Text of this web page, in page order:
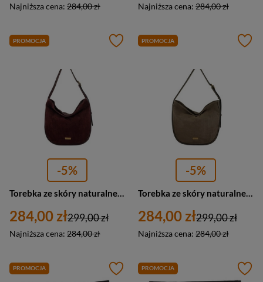
Najniższa cena: 284,00 zł Najniższa cena: 284,00 zł
PROMOCJA
-5%
Torebka ze skóry naturalnej damska Barberini's 1003-5 worek A4 bordowa
284,00 zł
Najniższa cena: 284,00 zł
299,00 zł
PROMOCJA
-5%
Torebka ze skóry naturalnej damska Barberini's 1003-9 worek A4 ciemnobeżowa
284,00 zł
Najniższa cena: 284,00 zł
299,00 zł
PROMOCJA PROMOCJA